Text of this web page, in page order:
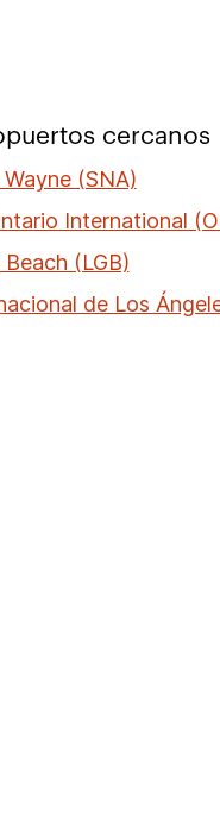
cercanos
(SNA)
International
Beach (LGB)
de Los